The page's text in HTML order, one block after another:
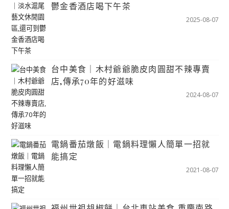
鬱金香酒店喝下午茶
2025-08-07
台中美食｜木村爺爺脆皮肉圓甜不辣專賣
店,傳承70年的好滋味
2024-08-07
電鍋番茄燉飯｜電鍋料理懶人簡單一招就
能搞定
2021-08-07